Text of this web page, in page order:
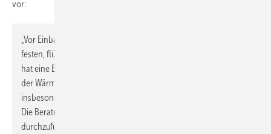
vor:
„Vor Einbau und Aufstellung einer Heizungsanlage, die mit einem
festen, flüssigen oder gasförmigen Brennstoff betrieben wird,
hat eine Beratung zu erfolgen, die auf mögliche Auswirkungen
der Wärmeplanung und eine mögliche Unwirtschaftlichkeit,
insbesondere aufgrund ansteigender CO
Die Beratung ist von einer fachkundigen Person […]
durchzuführen. Das Bundesministerium für Wirtschaft und